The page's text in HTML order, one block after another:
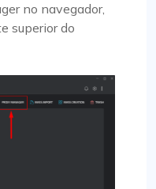
no navegador,
superior do